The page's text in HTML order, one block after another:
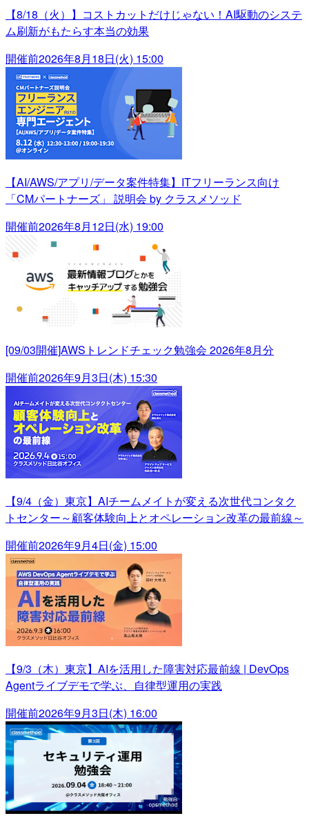
【8/18（火）】コストカットだけじゃない！AI駆動のシステ
ム刷新がもたらす本当の効果
開催前2026年8月18日(火) 15:00
【AI/AWS/アプリ/データ案件特集】ITフリーランス向け
「CMパートナーズ」 説明会 by クラスメソッド
開催前2026年8月12日(水) 19:00
[09/03開催]AWSトレンドチェック勉強会 2026年8月分
開催前2026年9月3日(木) 15:30
【9/4（金）東京】AIチームメイトが変える次世代コンタク
トセンター～顧客体験向上とオペレーション改革の最前線～
開催前2026年9月4日(金) 15:00
【9/3（木）東京】AIを活用した障害対応最前線 | DevOps
Agentライブデモで学ぶ、自律型運用の実践
開催前2026年9月3日(木) 16:00